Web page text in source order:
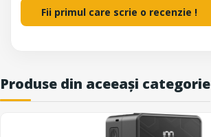
Fii primul care scrie o recenzie !
Produse din aceeași categorie